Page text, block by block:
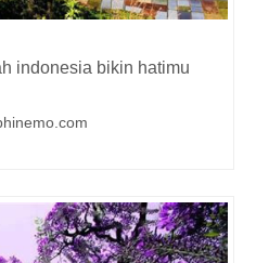
indonesia bikin hatimu